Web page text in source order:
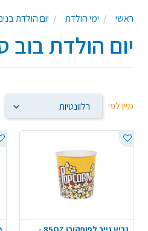
ראשי ימי הולדת יום הולדת
יום הולדת בוב
מיין לפי